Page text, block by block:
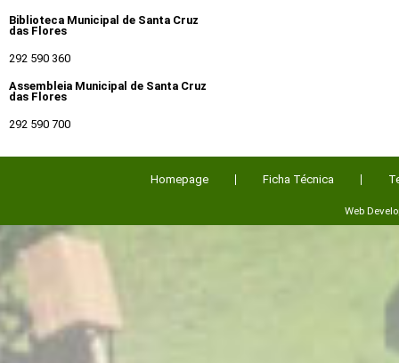
Biblioteca Municipal de Santa Cruz
das Flores
292 590 360
Assembleia Municipal de Santa Cruz
das Flores
292 590 700
Homepage Ficha Técnica
Web